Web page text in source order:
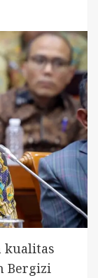
kualitas
Bergizi